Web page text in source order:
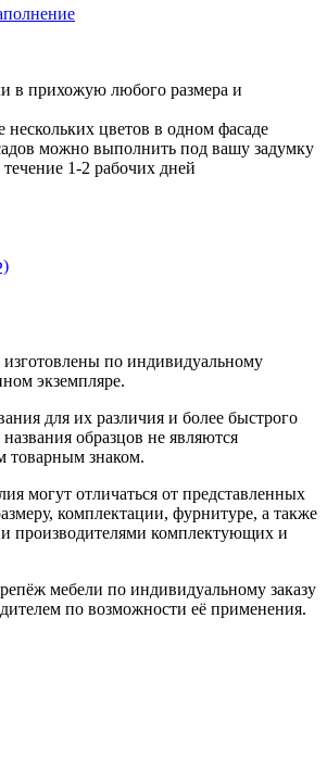
в прихожую любого размера и
цветов в одном фасаде
можно выполнить под вашу задумку
1-2 рабочих дней
по индивидуальному
экземпляре.
для их различия и более быстрого
образцов не являются
товарным знаком.
могут отличаться от представленных
комплектации, фурнитуре, а также
производителями комплектующих и
мебели по индивидуальному заказу
по возможности её применения.